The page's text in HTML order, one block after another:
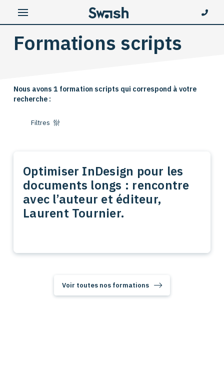
Formations scripts
Nous avons 1 formation scripts qui correspond à votre
recherche :
Filtres
Optimiser InDesign pour les
documents longs : rencontre
avec l’auteur et éditeur,
Laurent Tournier.
Voir toutes nos formations